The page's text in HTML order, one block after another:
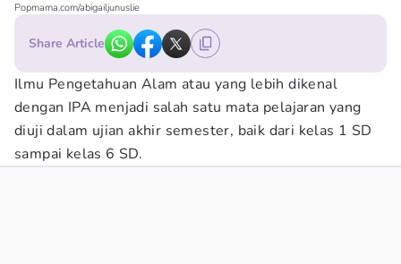
Popmama.com/abigailjunuslie
Share Article
Ilmu Pengetahuan Alam atau yang lebih dikenal
dengan IPA menjadi salah satu mata pelajaran yang
diuji dalam ujian akhir semester, baik dari kelas 1 SD
sampai kelas 6 SD.